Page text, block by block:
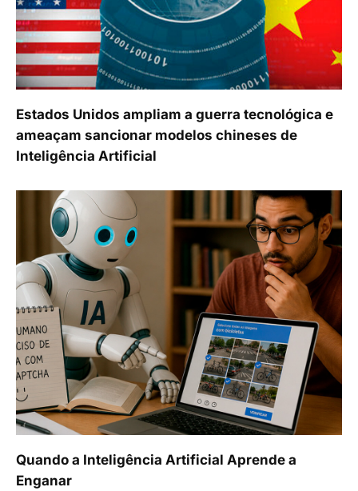
Estados Unidos ampliam a guerra tecnológica e
ameaçam sancionar modelos chineses de
Inteligência Artificial
Quando a Inteligência Artificial Aprende a
Enganar